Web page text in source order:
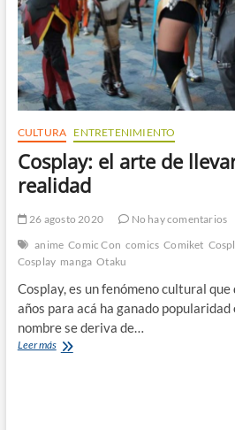
CULTURA ENTRETENIMIENTO
Cosplay: el arte de
realidad
26 agosto 2020
No hay comentarios
anime Comic Con comics Comiket
Cosplay manga Otaku
Cosplay, es un fenómeno cultural que
años para acá ha ganado popularidad
nombre se deriva de…
Leer másCosplay: